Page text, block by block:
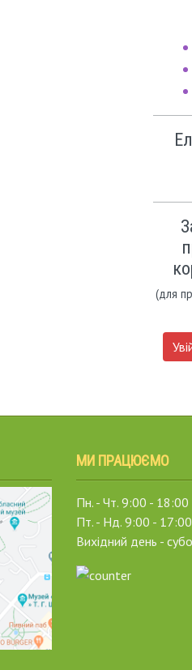
(для
МИ ПРАЦЮЄМО
Пн. - Чт. 9:00 - 18:00
Пт. - Нд. 9:00 - 17:00
Вихідний день -